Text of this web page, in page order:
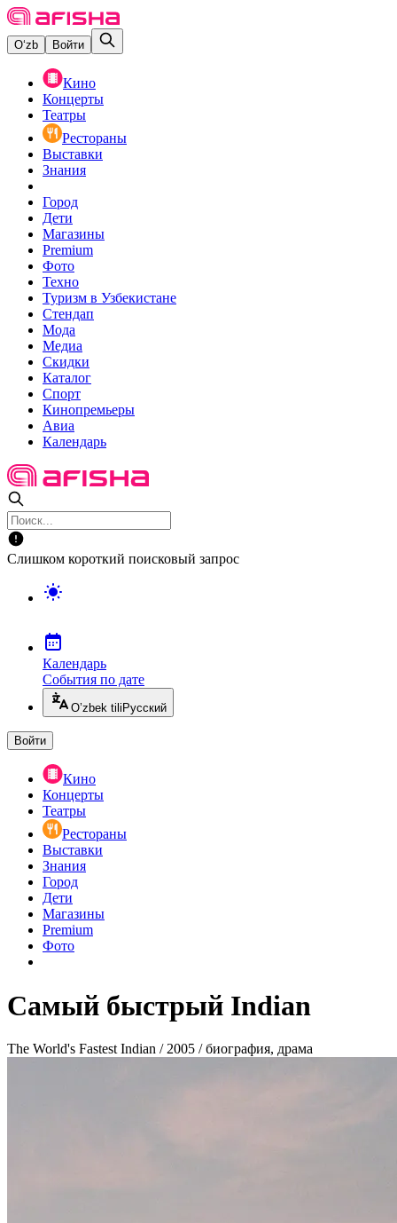
O‘zb Войти
Кино
Концерты
Театры
Рестораны
Выставки
Знания
Город
Дети
Магазины
Premium
Фото
Техно
Туризм в Узбекистане
Стендап
Мода
Медиа
Скидки
Каталог
Спорт
Кинопремьеры
Авиа
Календарь
Слишком короткий поисковый запрос
Календарь
События по дате
O’zbek tili Русский
Войти
Кино
Концерты
Театры
Рестораны
Выставки
Знания
Город
Дети
Магазины
Premium
Фото
Самый быстрый Indian
The World's Fastest Indian / 2005 / биография, драма